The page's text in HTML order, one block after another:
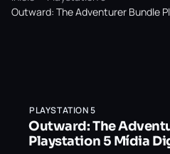
Outward: The Adventurer Bundle
PLAYSTATION 5
Outward: The
Playstation 5 Mídia